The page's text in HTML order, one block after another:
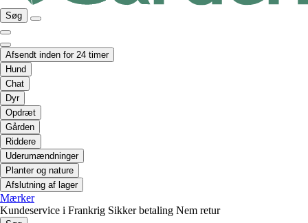
Søg
Afsendt inden for 24 timer
Hund
Chat
Dyr
Opdræt
Gården
Riddere
Uderumændninger
Planter og nature
Afslutning af lager
Mærker
Kundeservice i Frankrig Sikker betaling Nem retur